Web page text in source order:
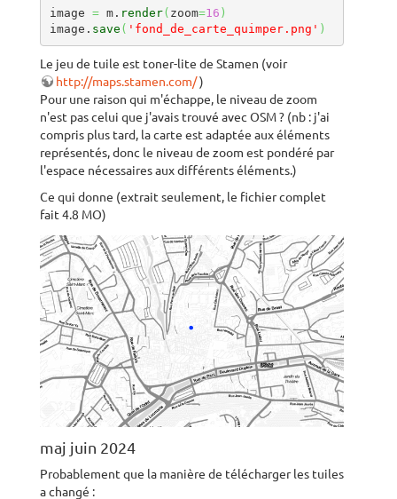
image = m. render( zoom=16 )
image. save ( 'fond_de_carte_quimper.png' )
Le jeu de tuile est toner-lite de Stamen (voir
http://maps.stamen.com/)
Pour une raison qui m'échappe, le niveau de zoom
n'est pas celui que j'avais trouvé avec OSM ? (nb : j'ai
compris plus tard, la carte est adaptée aux éléments
représentés, donc le niveau de zoom est pondéré par
l'espace nécessaires aux différents éléments.)
Ce qui donne (extrait seulement, le fichier complet
fait 4.8 MO)
maj juin 2024
Probablement que la manière de télécharger les tuiles
a changé :